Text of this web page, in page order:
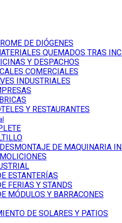
DE DIÓGENES
QUEMADOS TRAS
Y DESPACHOS
COMERCIALES
INDUSTRIALES
Y RESTAURANTES
DE MAQUINARIA
ESTANTERÍAS
FERIAS Y STANDS
MÓDULOS Y BARRACONES
DE SOLARES Y PATIOS